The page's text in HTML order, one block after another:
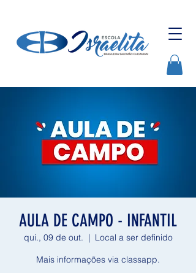
AULA DE CAMPO - INFANTIL
qui., 09 de out.
  |
Local a ser definido
Mais informações via classapp.